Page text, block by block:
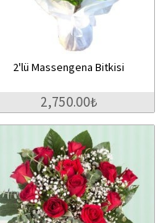
2'lü Massengena Bitkisi
2,750.00₺